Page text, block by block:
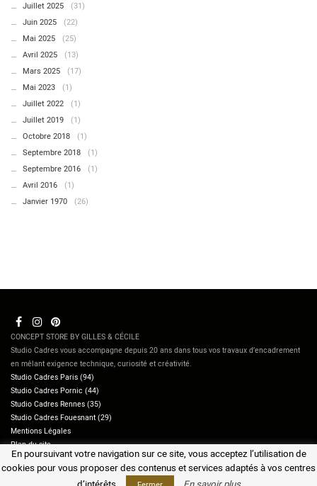
Juillet 2025
(31)
Juin 2025
(22)
Mai 2025
(25)
Avril 2025
(13)
Mars 2025
(17)
Mai 2023
(1)
Juillet 2022
(1)
Juillet 2019
(1)
Octobre 2018
(1)
Septembre 2018
(1)
Septembre 2016
(1)
Avril 2016
(1)
Janvier 1970
(26)
CONCEPT STORE BY GILLES & CÉCILE
Studio Cadres vous accompagne depuis 20 ans dans tous vos travaux d’encadrement
en mêlant exigence technique, curiosité et créativité.
Studio Cadres Paris (94)
Studio Cadres Pornic (44)
Studio Cadres Rennes (35)
Studio Cadres Fouesnant (29)
Mentions Légales
Plan du site
Contactez-nous
En poursuivant votre navigation sur ce site, vous acceptez l’utilisation de
cookies pour vous proposer des contenus et services adaptés à vos centres